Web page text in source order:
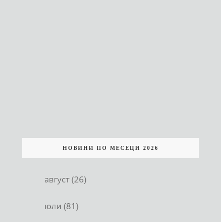
НОВИНИ ПО МЕСЕЦИ 2026
август (26)
юли (81)